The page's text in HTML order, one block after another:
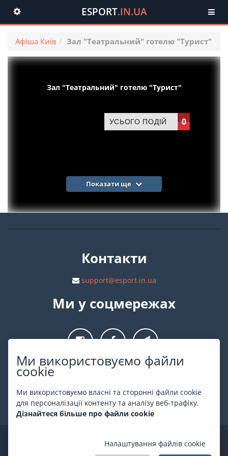
Ми використовуємо файли
cookie
Ми використовуємо власні та сторонні файли cookie
для персоналізації контенту та аналізу веб-трафіку.
Дізнайтеся більше про файли cookie
Налаштування файлів cookie
Toggle
navigation
ESPORT.IN.UA
Афіша Київ Зал "Театральний" готелю "Турист"
Зал "Театральний" готелю "Турист"
УСЬОГО ПОДІЙ 0
Показати ще
Контакти
support@esport.in.ua
Ми у соцмережах
Про ESPORT.in.ua
На ESPORT.in.ua представлена афіша Києва та інших міст
України. Всі квитки продаються офіційно. Ми працюємо
безпосередньо з касами.